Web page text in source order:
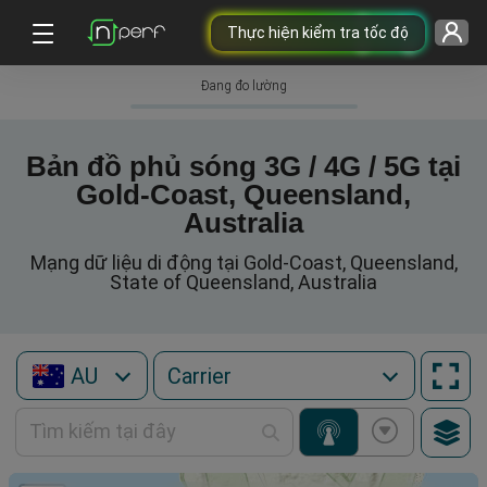
Thực hiện kiểm tra tốc độ
Đang đo lường
Bản đồ phủ sóng 3G / 4G / 5G tại
Gold-Coast, Queensland,
Australia
Mạng dữ liệu di động tại Gold-Coast, Queensland,
State of Queensland, Australia
AU